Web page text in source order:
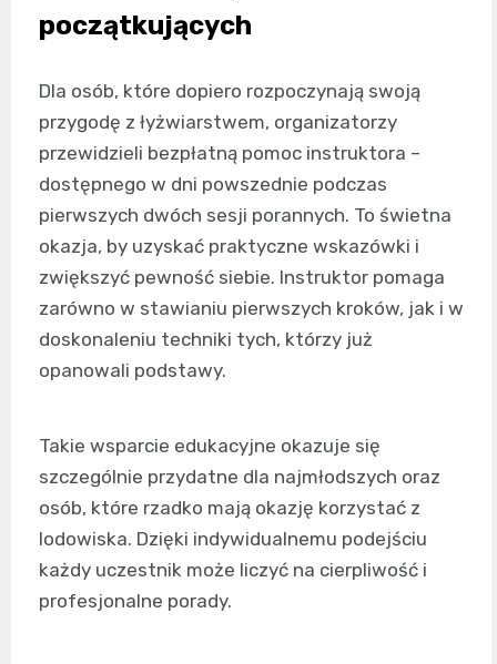
początkujących
Dla osób, które dopiero rozpoczynają swoją
przygodę z łyżwiarstwem, organizatorzy
przewidzieli bezpłatną pomoc instruktora –
dostępnego w dni powszednie podczas
pierwszych dwóch sesji porannych. To świetna
okazja, by uzyskać praktyczne wskazówki i
zwiększyć pewność siebie. Instruktor pomaga
zarówno w stawianiu pierwszych kroków, jak i w
doskonaleniu techniki tych, którzy już
opanowali podstawy.
Takie wsparcie edukacyjne okazuje się
szczególnie przydatne dla najmłodszych oraz
osób, które rzadko mają okazję korzystać z
lodowiska. Dzięki indywidualnemu podejściu
każdy uczestnik może liczyć na cierpliwość i
profesjonalne porady.